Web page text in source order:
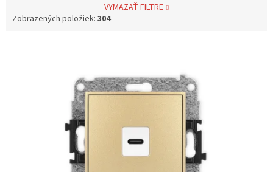
VYMAZAŤ FILTRE
Zobrazených položiek: 304